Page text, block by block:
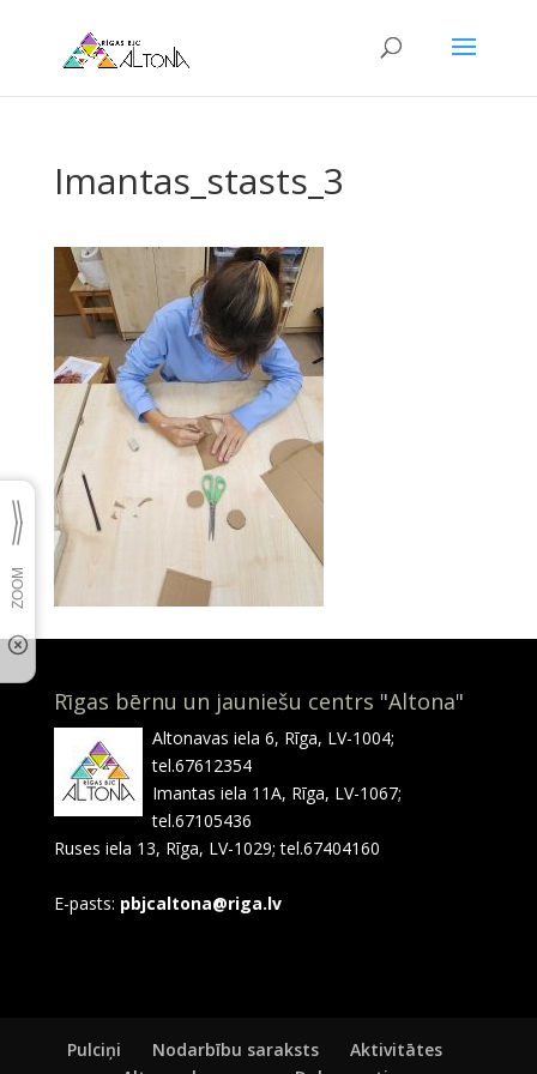
Imantas_stasts_3
Rīgas bērnu un jauniešu centrs "Altona"
Altonavas iela 6, Rīga, LV-1004;
tel.67612354
Imantas iela 11A, Rīga, LV-1067;
tel.67105436
Ruses iela 13, Rīga, LV-1029; tel.67404160
E-pasts: pbjcaltona@riga.lv
Pulciņi Nodarbību saraksts
Aktivitātes